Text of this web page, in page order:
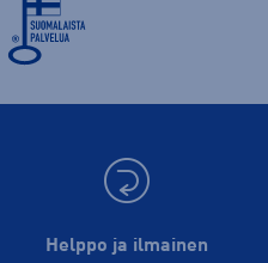
Helppo ja ilmainen